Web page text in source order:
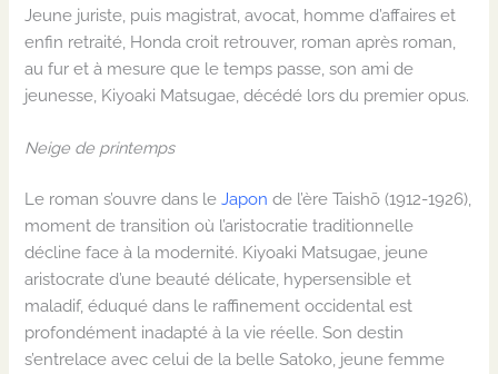
Jeune juriste, puis magistrat, avocat, homme d’affaires et
enfin retraité, Honda croit retrouver, roman après roman,
au fur et à mesure que le temps passe, son ami de
jeunesse, Kiyoaki Matsugae, décédé lors du premier opus.
Neige de printemps
Le roman s’ouvre dans leJapon de l’ère Taishō (1912-1926),
moment de transition où l’aristocratie traditionnelle
décline face à la modernité. Kiyoaki Matsugae, jeune
aristocrate d’une beauté délicate, hypersensible et
maladif, éduqué dans le raffinement occidental est
profondément inadapté à la vie réelle. Son destin
s’entrelace avec celui de la belle Satoko, jeune femme